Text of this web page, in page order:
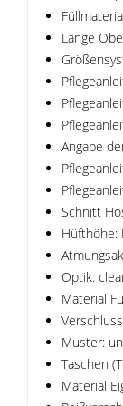
Länge
Angabe
Schnitt
Hüfthöhe:
Optik:
Material
Muster:
Taschen
Material